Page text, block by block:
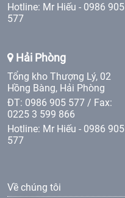
Hotline: Mr Hiếu - 0986 905
577
Hải Phòng
Tổng kho Thượng Lý, 02
Hồng Bàng, Hải Phòng
ĐT: 0986 905 577 / Fax:
0225 3 599 866
Hotline: Mr Hiếu - 0986 905
577
Về chúng tôi